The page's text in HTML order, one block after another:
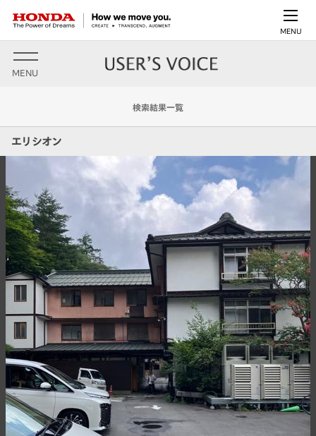
MENU
MENU
検索結果一覧
エリシオン